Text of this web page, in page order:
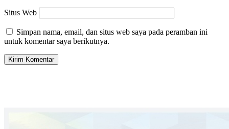
Situs Web
Simpan nama, email, dan situs web saya pada peramban ini
untuk komentar saya berikutnya.